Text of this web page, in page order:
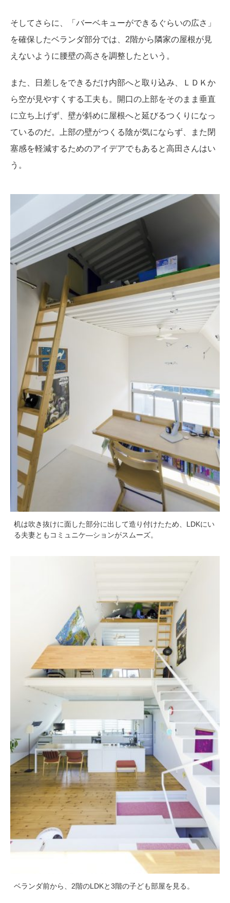
そしてさらに、「バーベキューができるぐらいの広さ」
を確保したベランダ部分では、2階から隣家の屋根が見
えないように腰壁の高さを調整したという。
また、日差しをできるだけ内部へと取り込み、ＬＤＫか
ら空が見やすくする工夫も。開口の上部をそのまま垂直
に立ち上げず、壁が斜めに屋根へと延びるつくりになっ
ているのだ。上部の壁がつくる陰が気にならず、また閉
塞感を軽減するためのアイデアでもあると高田さんはい
う。
机は吹き抜けに面した部分に出して造り付けたため、LDKにい
る夫妻ともコミュニケ―ションがスムーズ。
ベランダ前から、2階のLDKと3階の子ども部屋を見る。